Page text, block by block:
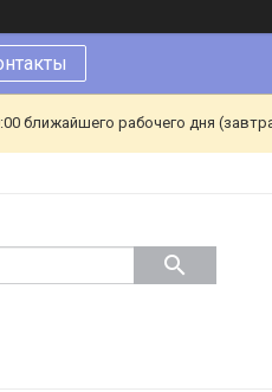
ближайшего рабочего дня